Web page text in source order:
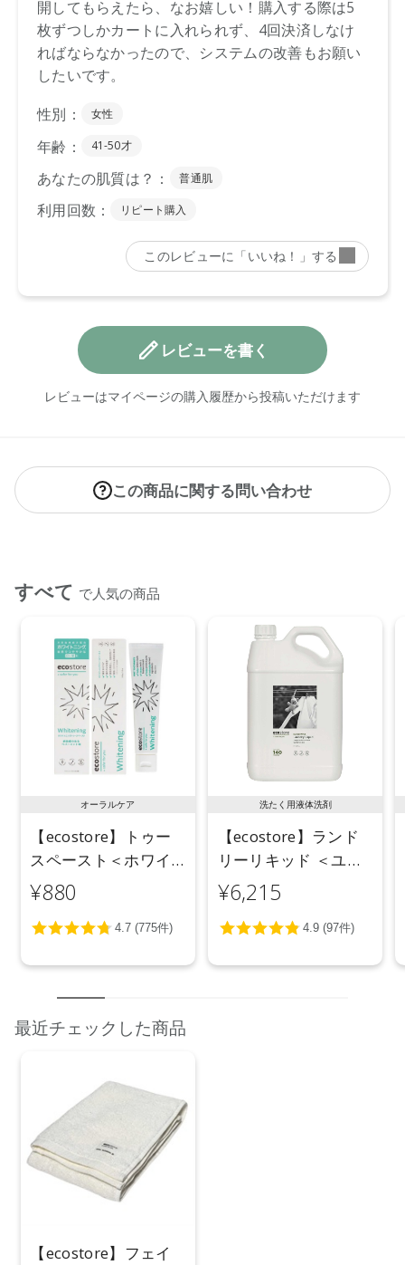
レビューを書く
レビューはマイページの購入履歴から投稿いただけます
この商品に関する問い合わせ
すべて で人気の商品
オーラルケア
【ecostore】トゥー
スペースト＜ホワイ
トニング＞ 100g
¥880
洗たく用液体洗剤
【ecostore】ランド
リーリキッド ＜ユー
カリ＞ 5L
¥6,215
最近チェックした商品
【ecostore】フェイ